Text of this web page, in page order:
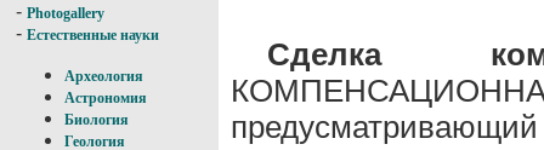
- Photogallery
- Естественные науки
Археология
Астрономия
Биология
Геология
Сделка